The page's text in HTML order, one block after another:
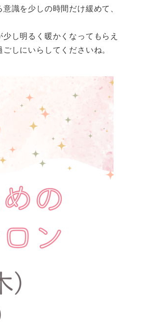
識を少しの時間だけ緩めて、
し明るく暖かくなってもらえ
しにいらしてくださいね。